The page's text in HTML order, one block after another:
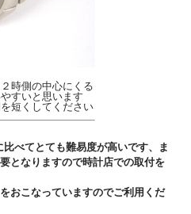
時側の中心にくる
すいと思います
短くしてください
べてとても難易度が高いです、ま
となりますので時計店での取付を
おこなっていますのでご利用くだ